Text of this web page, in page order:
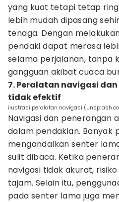
yang kuat tetapi tetap
lebih mudah dipasang
tenaga. Dengan
pendaki dapat merasa
selama perjalanan, tanpa
gangguan akibat cuaca
7. Peralatan navigasi
tidak efektif
ilustrasi peralatan navigasi
Navigasi dan penerangan
dalam pendakian. Banyak
mengandalkan senter
sulit dibaca. Ketika
navigasi tidak akurat,
tajam. Selain itu,
pada senter lama juga